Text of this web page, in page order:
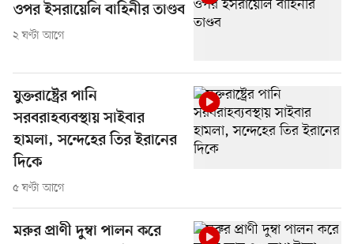
ওপর ইসরায়েলি বাহিনীর তাণ্ডব
২ ঘণ্টা আগে
যুক্তরাষ্ট্রের পানি
সরবরাহব্যবস্থায় সাইবার
হামলা, সন্দেহের তির ইরানের
দিকে
৫ ঘণ্টা আগে
মরুর প্রাণী দুম্বা পালন করে